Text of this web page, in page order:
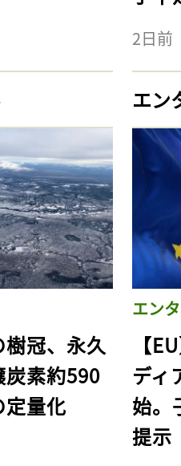
2日前
樹冠、永久
素約590
量化
エン
エン
【
ディ
始。
提示